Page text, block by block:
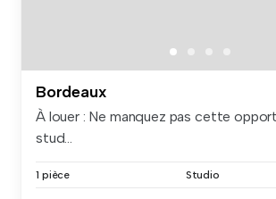
Bordeaux
À louer : Ne manquez pas cette
stud...
1 pièce Studio